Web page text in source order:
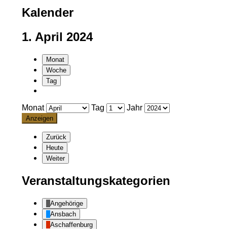
Kalender
1. April 2024
Monat
Woche
Tag
Monat Tag Jahr
Zurück
Heute
Weiter
Veranstaltungskategorien
Angehörige
Ansbach
Aschaffenburg